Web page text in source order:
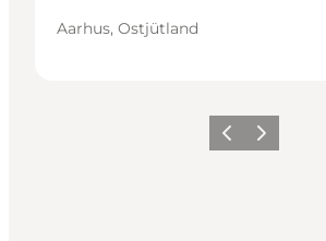
Aarhus, Ostjütland
ZurückWeiter